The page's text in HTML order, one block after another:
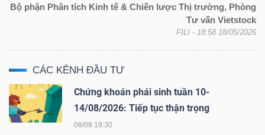
Bộ phận Phân tích Kinh tế & Chiến lược Thị trường, Phòng
Tư vấn Vietstock
FILI - 18:58 18/05/2026
CÁC KÊNH ĐẦU TƯ
Chứng khoán phái sinh tuần 10-
14/08/2026: Tiếp tục thận trọng
08/08 19:30
YẾU
CHĂM
SÓC
SỨC